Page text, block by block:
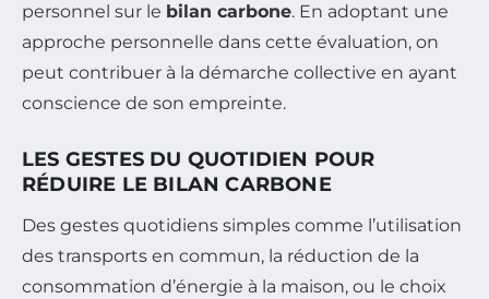
personnel sur le bilan carbone. En adoptant une
approche personnelle dans cette évaluation, on
peut contribuer à la démarche collective en ayant
conscience de son empreinte.
LES GESTES DU QUOTIDIEN POUR
RÉDUIRE LE BILAN CARBONE
Des gestes quotidiens simples comme l’utilisation
des transports en commun, la réduction de la
consommation d’énergie à la maison, ou le choix